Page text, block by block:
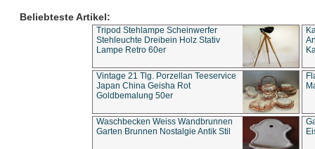
Beliebteste Artikel:
Tripod Stehlampe Scheinwerfer
Stehleuchte Dreibein Holz Stativ
Lampe Retro 60er
Vintage 21 Tlg. Porzellan Teeservice
Japan China Geisha Rot
Goldbemalung 50er
Waschbecken Weiss Wandbrunnen
Garten Brunnen Nostalgie Antik Stil